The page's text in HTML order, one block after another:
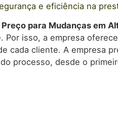
e eficiência na
Preço para Mudanças em
isso, a empresa
cada cliente. A empresa
processo, desde o